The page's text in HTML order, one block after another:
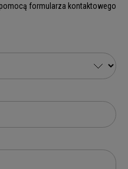
formularza kontaktowego